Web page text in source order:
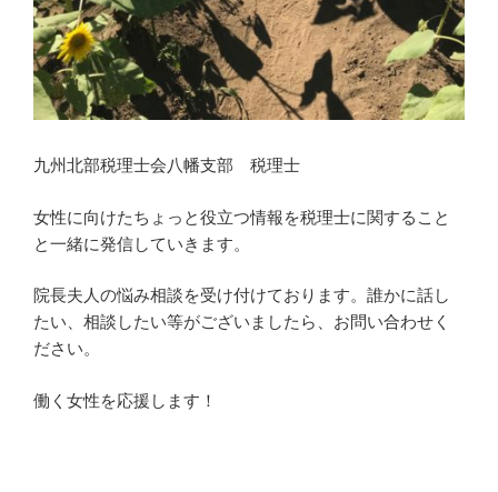
九州北部税理士会八幡支部 税理士
女性に向けたちょっと役立つ情報を税理士に関すること
と一緒に発信していきます。
院長夫人の悩み相談を受け付けております。誰かに話し
たい、相談したい等がございましたら、お問い合わせく
ださい。
働く女性を応援します！